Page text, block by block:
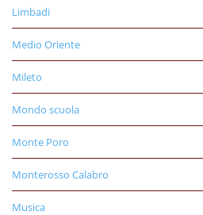
Limbadi
Medio Oriente
Mileto
Mondo scuola
Monte Poro
Monterosso Calabro
Musica